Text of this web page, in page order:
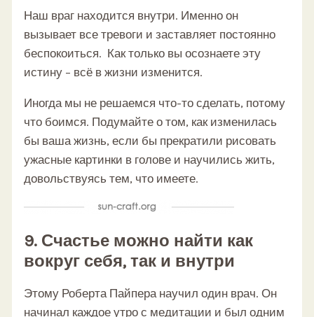
Наш враг находится внутри. Именно он
вызывает все тревоги и заставляет постоянно
беспокоиться. Как только вы осознаете эту
истину – всё в жизни изменится.
Иногда мы не решаемся что-то сделать, потому
что боимся. Подумайте о том, как изменилась
бы ваша жизнь, если бы прекратили рисовать
ужасные картинки в голове и научились жить,
довольствуясь тем, что имеете.
9. Счастье можно найти как
вокруг себя, так и внутри
Этому Роберта Пайпера научил один врач. Он
начинал каждое утро с медитации и был одним